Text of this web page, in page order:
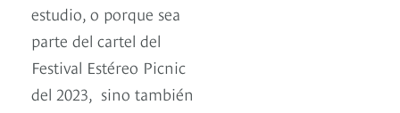
estudio, o porque sea
parte del cartel del
Festival Estéreo Picnic
del 2023, sino también